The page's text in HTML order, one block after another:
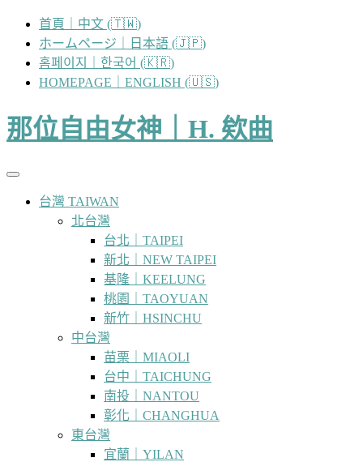
容
首頁｜中文 (🇹🇼)
ホームページ｜日本語 (🇯🇵)
홈페이지｜한국어 (🇰🇷)
HOMEPAGE｜ENGLISH (🇺🇸)
那位自由女神｜H. 欸曲
台灣 TAIWAN
北台灣
台北｜TAIPEI
新北｜NEW TAIPEI
基隆｜KEELUNG
桃園｜TAOYUAN
新竹｜HSINCHU
中台灣
苗栗｜MIAOLI
台中｜TAICHUNG
南投｜NANTOU
彰化｜CHANGHUA
東台灣
宜蘭｜YILAN